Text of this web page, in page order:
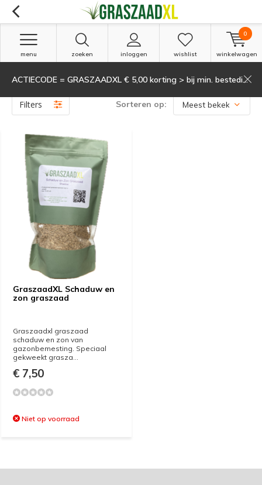
zoeken inloggen
menu wishlist winkelwagen
0
ACTIECODE = GRASZAADXL € 5,00 korting > bij min. besteding van 135,-
Producten getagd met Graszaadxl(1)
Filters Sorteren op:
GraszaadXL Schaduw en
zon graszaad
Graszaadxl graszaad
schaduw en zon van
gazonbemesting. Speciaal
gekweekt grasza...
€ 7,50
Niet op voorraad